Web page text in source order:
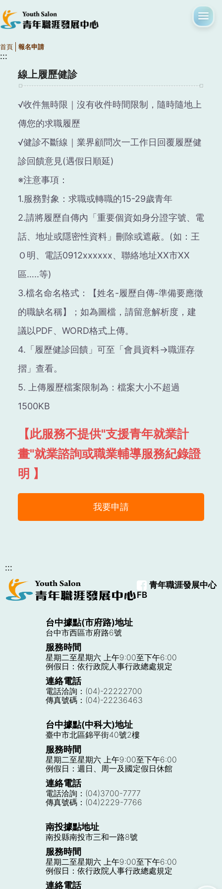
首頁 報名申請
:::
線上履歷健診
√收件無時限｜沒有收件時間限制，隨時隨地上
傳您的求職履歷
√健診不斷線｜業界顧問次一工作日回覆履歷健
診回饋意見(遇假日順延)
※注意事項：
1.服務對象：求職或轉職的15-29歲青年
2.請將履歷自傳內「重要個資如身分證字號、電
話、地址或隱密性資料」刪除或遮蔽。(如：王
Ｏ明、電話0912xxxxxx、聯絡地址XX市XX
區…..等)
3.檔名命名格式：【姓名-履歷自傳-準備要應徵
的職缺名稱】；如為圖檔，請留意解析度，建
議以PDF、WORD格式上傳。
4.「履歷健診回饋」可至「會員資料→職涯存
摺」查看。
5. 上傳履歷檔案限制為：檔案大小不超過
1500KB
【此服務不提供"支援青年就業計
畫"就業諮詢或職業輔導服務紀錄證
明 】
我要申請
:::
青年職涯發展中心
FB
台中據點(市府路)地址
台中市西區市府路6號
服務時間
星期二至星期六 上午9:00至下午6:00
例假日：依行政院人事行政總處規定
連絡電話
電話洽詢：(04)-22222700
傳真號碼：(04)-22236463
台中據點(中科大)地址
臺中市北區錦平街40號2樓
服務時間
星期二至星期六 上午9:00至下午6:00
例假日：週日、周一及國定假日休館
連絡電話
電話洽詢：(04)3700-7777
傳真號碼：(04)2229-7766
南投據點地址
南投縣南投市三和一路8號
服務時間
星期二至星期六 上午9:00至下午6:00
例假日：依行政院人事行政總處規定
連絡電話